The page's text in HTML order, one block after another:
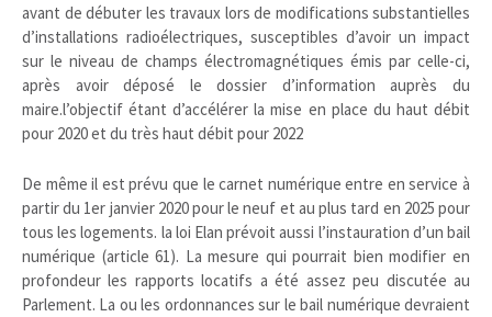
avant de débuter les travaux lors de modifications substantielles
d’installations radioélectriques, susceptibles d’avoir un impact
sur le niveau de champs électromagnétiques émis par celle-ci,
après avoir déposé le dossier d’information auprès du
maire.l’objectif étant d’accélérer la mise en place du haut débit
pour 2020 et du très haut débit pour 2022
De même il est prévu que le carnet numérique entre en service à
partir du 1er janvier 2020 pour le neuf et au plus tard en 2025 pour
tous les logements. la loi Elan prévoit aussi l’instauration d’un bail
numérique (article 61). La mesure qui pourrait bien modifier en
profondeur les rapports locatifs a été assez peu discutée au
Parlement. La ou les ordonnances sur le bail numérique devraient